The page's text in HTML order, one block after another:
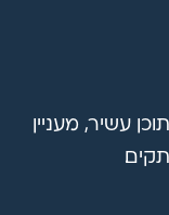
עשיר, מעניין